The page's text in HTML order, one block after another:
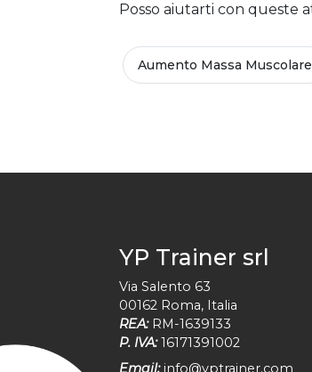
Posso aiutarti con queste
Aumento Massa Muscolare
YP Trainer srl
Via Salento 63
00162 Roma, Italia
REA: RM-1639133
P. IVA: 16171391002
Email: info@yptrainer.com